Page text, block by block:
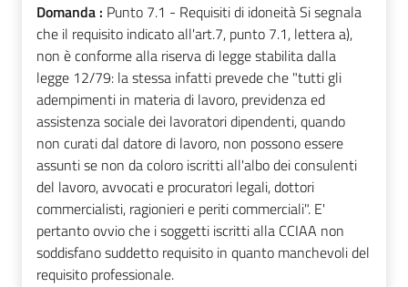
Domanda : Punto 7.1 - Requisiti di idoneità Si segnala
che il requisito indicato all'art.7, punto 7.1, lettera a),
non è conforme alla riserva di legge stabilita dalla
legge 12/79: la stessa infatti prevede che "tutti gli
adempimenti in materia di lavoro, previdenza ed
assistenza sociale dei lavoratori dipendenti, quando
non curati dal datore di lavoro, non possono essere
assunti se non da coloro iscritti all'albo dei consulenti
del lavoro, avvocati e procuratori legali, dottori
commercialisti, ragionieri e periti commerciali". E'
pertanto ovvio che i soggetti iscritti alla CCIAA non
soddisfano suddetto requisito in quanto manchevoli del
requisito professionale.